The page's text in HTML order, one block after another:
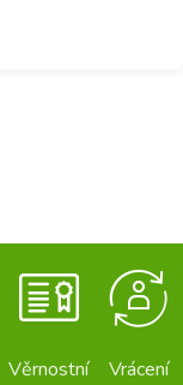
Věrnostní
Vrácení